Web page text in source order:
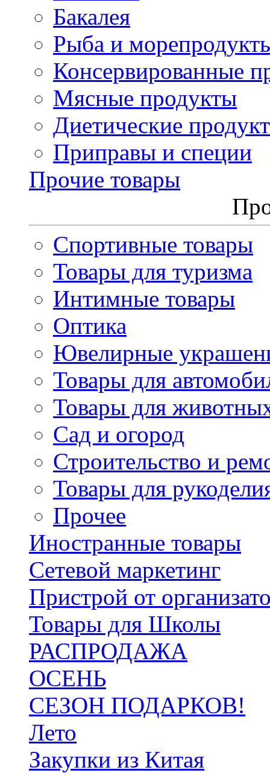
Бакалея
Рыба и
Консервированные
Мясные продукты
Диетические
Приправы и специи
Прочие товары
Спортивные товары
Товары для туризма
Интимные товары
Оптика
Ювелирные
Товары для
Товары для
Сад и огород
Строительство и
Товары для
Прочее
Иностранные товары
Сетевой маркетинг
Пристрой от
Товары для Школы
РАСПРОДАЖА
ОСЕНЬ
СЕЗОН ПОДАРКОВ!
Лето
Закупки из Китая